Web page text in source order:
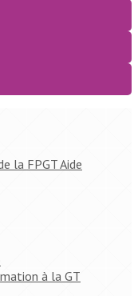
la FPGT Aide
à la GT